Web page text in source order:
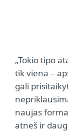
„Tokio tipo
tik viena –
gali
naujas
atneš ir